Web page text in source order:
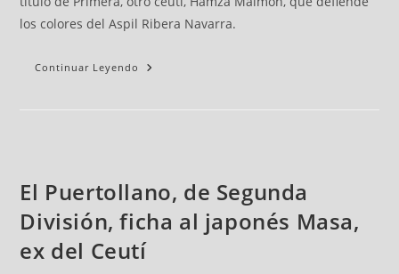
los colores del Aspil Ribera Navarra.
Continuar Leyendo
El Puertollano, de Segunda
División, ficha al japonés Masa,
ex del Ceutí